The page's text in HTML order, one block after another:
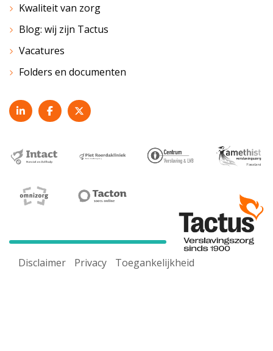
Kwaliteit van zorg
Blog: wij zijn Tactus
Vacatures
Folders en documenten
Disclaimer Privacy Toegankelijkheid